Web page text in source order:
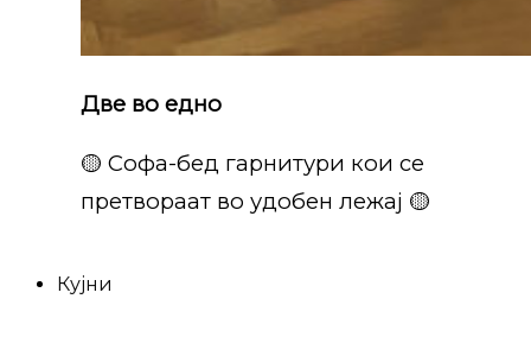
Две во едно
🟡 Софа-бед гарнитури кои се
претвораат во удобен лежај 🟡
Кујни